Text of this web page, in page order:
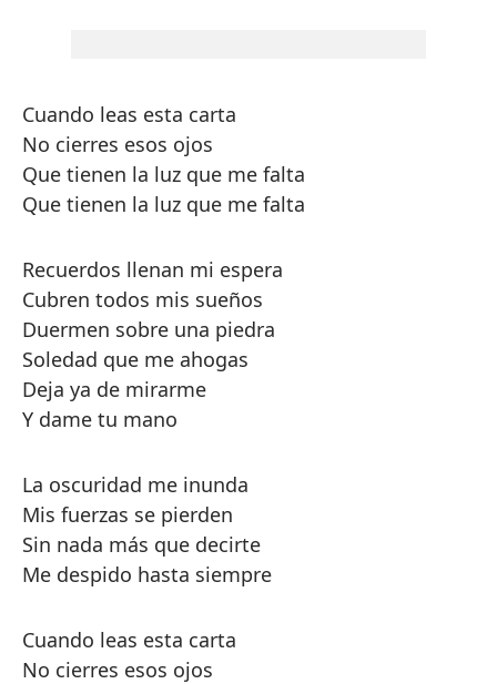
Cuando leas esta carta
No cierres esos ojos
Que tienen la luz que me falta
Que tienen la luz que me falta
Recuerdos llenan mi espera
Cubren todos mis sueños
Duermen sobre una piedra
Soledad que me ahogas
Deja ya de mirarme
Y dame tu mano
La oscuridad me inunda
Mis fuerzas se pierden
Sin nada más que decirte
Me despido hasta siempre
Cuando leas esta carta
No cierres esos ojos